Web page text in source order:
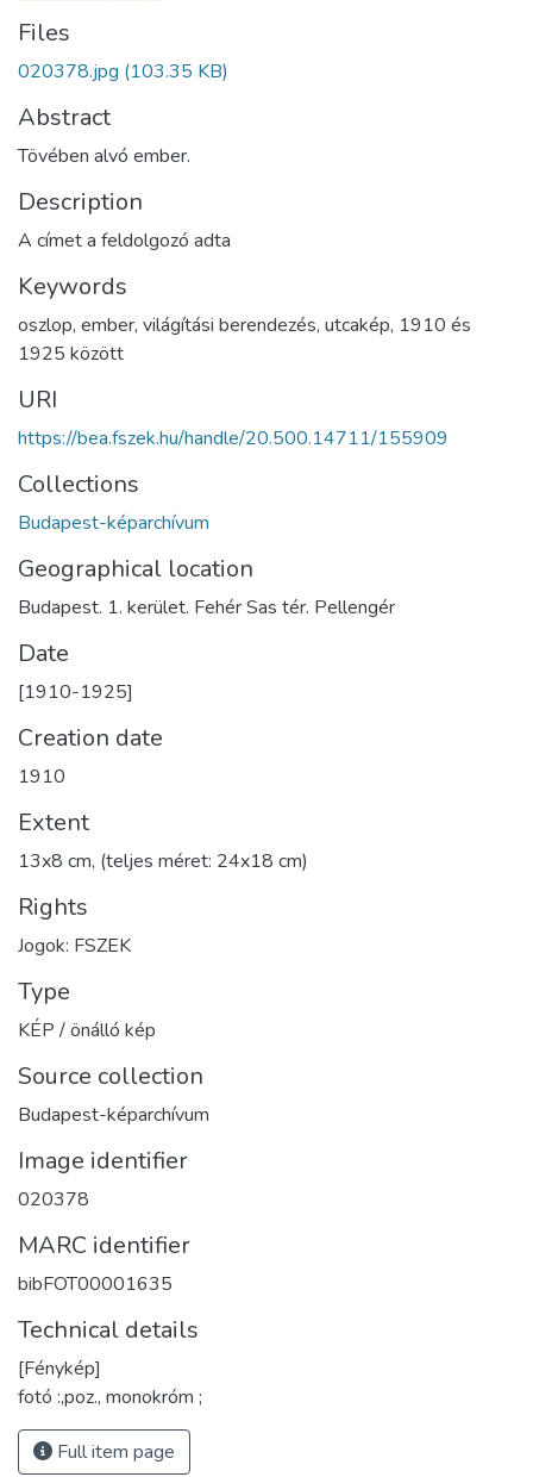
Files
020378.jpg (103.35 KB)
Abstract
Tövében alvó ember.
Description
A címet a feldolgozó adta
Keywords
oszlop, ember, világítási berendezés, utcakép, 1910 és
1925 között
URI
https://bea.fszek.hu/handle/20.500.14711/155909
Collections
Budapest-képarchívum
Geographical location
Budapest. 1. kerület. Fehér Sas tér. Pellengér
Date
[1910-1925]
Creation date
1910
Extent
13x8 cm, (teljes méret: 24x18 cm)
Rights
Jogok: FSZEK
Type
KÉP / önálló kép
Source collection
Budapest-képarchívum
Image identifier
020378
MARC identifier
bibFOT00001635
Technical details
[Fénykép]
fotó :,poz., monokróm ;
Full item page